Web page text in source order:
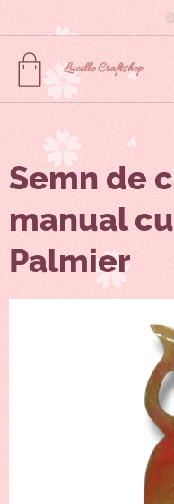
LucilleCraftshop
Semn de
manual
Palmier